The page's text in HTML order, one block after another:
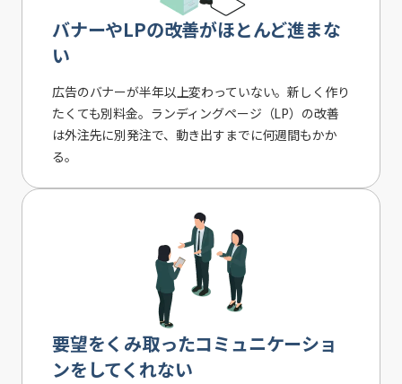
バナーやLPの改善がほとんど進まな
い
広告のバナーが半年以上変わっていない。新しく作り
たくても別料金。ランディングページ（LP）の改善
は外注先に別発注で、動き出すまでに何週間もかか
る。
要望をくみ取ったコミュニケーショ
ンをしてくれない